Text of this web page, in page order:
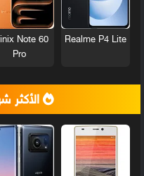
Realme P4 Lite
Note 60
Pro
الأكثر